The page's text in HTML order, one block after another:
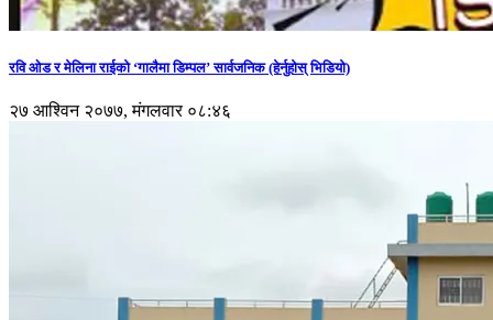
रवि ओड र मेलिना राईको ‘गालैमा डिम्पल’ सार्वजनिक (हेर्नुहोस् भिडियो)
२७ आश्विन २०७७, मंगलवार ०८:४६